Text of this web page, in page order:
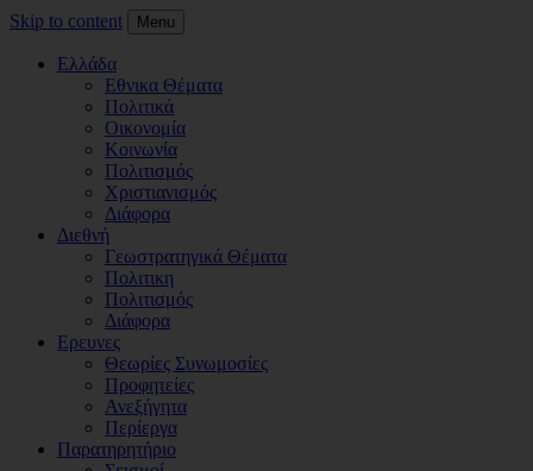
Skip to content Menu
Ελλάδα
Εθνικα Θέματα
Πολιτικά
Οικονομία
Κοινωνία
Πολιτισμός
Χριστιανισμός
Διάφορα
Διεθνή
Γεωστρατηγικά Θέματα
Πολιτικη
Πολιτισμός
Διάφορα
Ερευνες
Θεωρίες Συνωμοσίες
Προφητείες
Ανεξήγητα
Περίεργα
Παρατηρητήριο